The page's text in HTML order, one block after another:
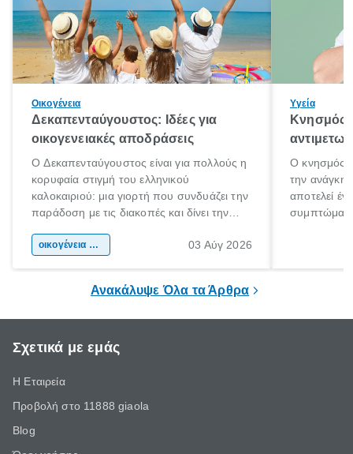
Οικογένεια
Δεκαπενταύγουστος: Ιδέες για
οικογενειακές αποδράσεις
Ο Δεκαπενταύγουστος είναι για πολλούς η
κορυφαία στιγμή του ελληνικού
καλοκαιριού: μια γιορτή που συνδυάζει την
παράδοση με τις διακοπές και δίνει την
χώρας. Είτε πρόκειται για λίγες μέρες
οικογένεια & παιδί 03 Αύγ 2026
Υγεία
Κνησμός:
Ο κνησμός
την ανάγκη
αποτελεί
Ανακάλυψε Όλα τα Άρθρα
Σχετικά με εμάς
Η Εταιρεία
Προβολή στο 11888 giaola
Blog